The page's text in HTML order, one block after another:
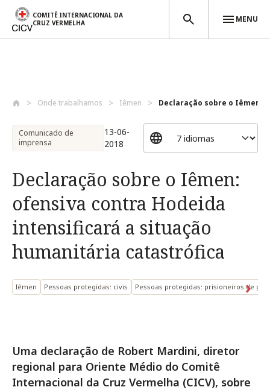
COMITÊ INTERNACIONAL DA
CRUZ VERMELHA
MENU
Onde trabalhamos Iêmen Declaração sobre o Iêmen:
Comunicado de
imprensa
13-06-
2018
Declaração sobre o Iêmen:
ofensiva contra Hodeida
intensificará a situação
humanitária catastrófica
Iêmen Pessoas protegidas: civis Pessoas protegidas: prisioneiros de
Uma declaração de Robert Mardini, diretor
regional para Oriente Médio do Comitê
Internacional da Cruz Vermelha (CICV), sobre